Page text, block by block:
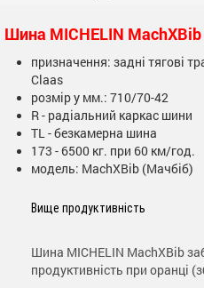
Шина MICHELIN
призначення: задні тягові
Claas
розмір у мм.: 710/70-42
R - радіальний каркас шини
TL - безкамерна шина
173 - 6500 кг. при 60 км/год.
модель: MachXBib (Мачбіб)
Вище продуктивність
Шина MICHELIN MachXBib
продуктивність при оранці